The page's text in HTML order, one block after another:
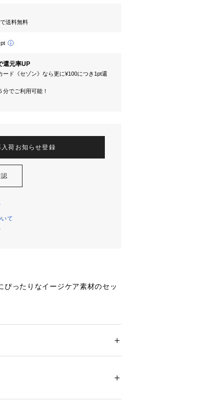
送料無料
還元率UP
ード《セゾン》なら更に¥100につき1pt還
でご利用可能！
入荷お知らせ登録
て
ぴったりなイージケア素材のセッ
ソドックスなデザインです。
ツのデザインでジャケット同様の
います。
100％